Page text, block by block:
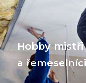
Hobby mistři
a řemeselníci